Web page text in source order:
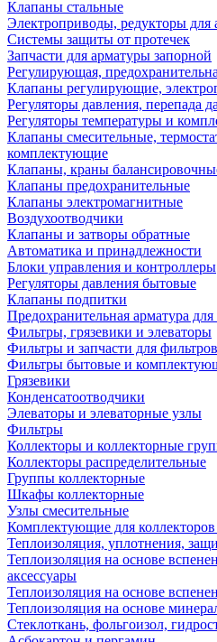
Клапаны стальные
Электроприводы, редукторы для
Системы защиты от протечек
Запчасти для арматуры запорной
Регулирующая,
Клапаны регулирующие,
Регуляторы давления, перепада
Регуляторы температуры и
Клапаны смесительные,
комплектующие
Клапаны, краны
Клапаны предохранительные
Клапаны электромагнитные
Воздухоотводчики
Клапаны и затворы обратные
Автоматика и принадлежности
Блоки управления и контроллеры
Регуляторы давления бытовые
Клапаны подпитки
Предохранительная арматура для
Фильтры, грязевики и элеваторы
Фильтры и запчасти для фильтров
Фильтры бытовые и
Грязевики
Конденсатоотводчики
Элеваторы и элеваторные узлы
Фильтры
Коллекторы и коллекторные
Коллекторы распределительные
Группы коллекторные
Шкафы коллекторные
Узлы смесительные
Комплектующие для
Теплоизоляция, уплотнения,
Теплоизоляция на основе
аксессуары
Теплоизоляция на основе
Теплоизоляция на основе
Стеклоткань, фольгоизол,